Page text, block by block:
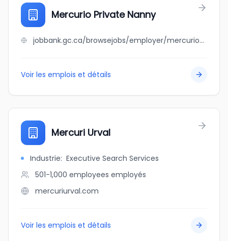
Mercurio Private Nanny
jobbank.gc.ca/browsejobs/employer/mercurio+private+nanny/ca
Voir les emplois et détails
Mercuri Urval
Industrie: Executive Search Services
501-1,000 employees employés
mercuriurval.com
Voir les emplois et détails